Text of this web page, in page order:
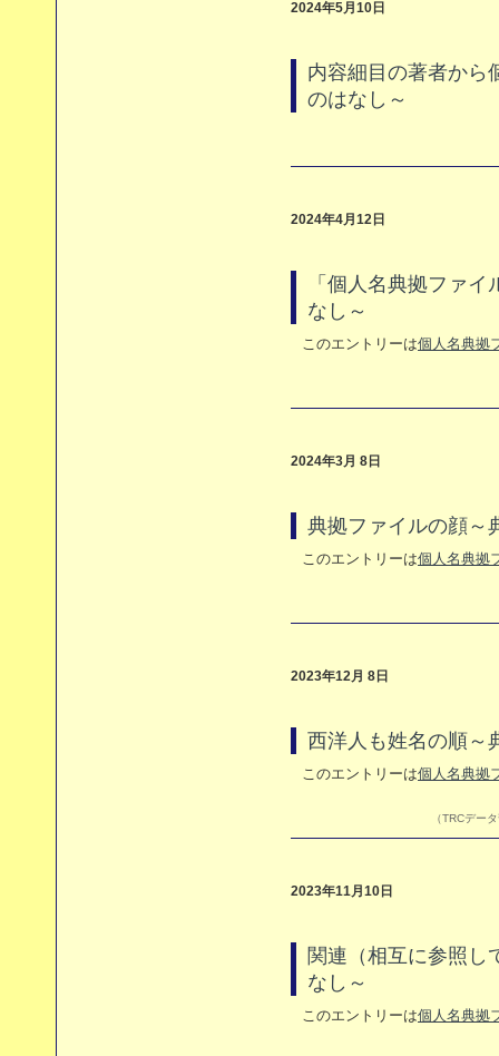
2024年5月10日
内容細目の著者から
のはなし～
2024年4月12日
「個人名典拠ファ
なし～
このエントリーは個人名典拠
2024年3月 8日
典拠ファイルの顔～
このエントリーは個人名典拠
2023年12月 8日
西洋人も姓名の順～
このエントリーは個人名典拠
（TRCデー
2023年11月10日
関連（相互に参照し
なし～
このエントリーは個人名典拠